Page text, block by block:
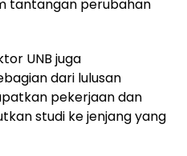
tantangan perubahan
UNB juga
dari lulusan
pekerjaan dan
studi ke jenjang yang